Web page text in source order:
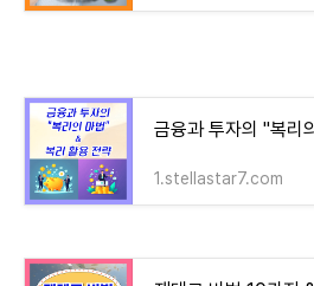
1.stellastar7.com